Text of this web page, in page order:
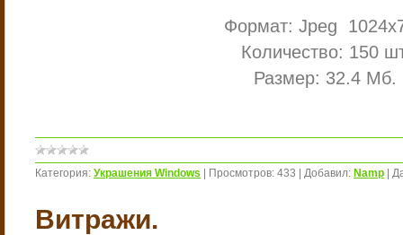
Формат: Jpeg
Количество: 150
Размер: 32.4 Мб.
Категория: Украшения Windows Просмотров: 433 Добавил: Namp
Витражи.